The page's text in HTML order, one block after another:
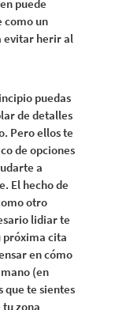
puede
como un
evitar herir al
puedas
de detalles
Pero ellos te
de opciones
a
El hecho de
otro
lidiar te
próxima cita
en cómo
(en
que te sientes
zona